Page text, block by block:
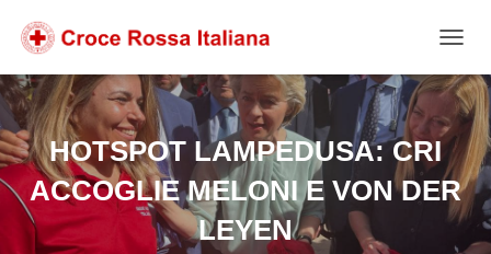
contenuto
alla
navigazione
footer
HOTSPOT LAMPEDUSA: CRI
ACCOGLIE MELONI E VON DER
LEYEN